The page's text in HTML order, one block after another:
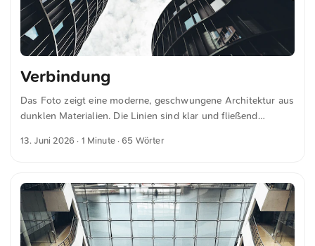
Verbindung
Das Foto zeigt eine moderne, geschwungene Architektur aus
dunklen Materialien. Die Linien sind klar und fließend
Himmel zu sehen. Die Fenster reflektieren das Licht und
kannst du kostenfrei und in voller Auflösung auf
unsplash.com runterladen. Hier geht es zum Foto
13. Juni 2026 · 1 Minute · 65 Wörter